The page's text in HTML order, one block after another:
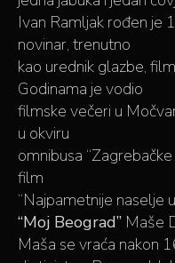
Ivan Ramljak rođen je
novinar, trenutno
kao urednik glazbe,
Godinama je vodio
filmske večeri u
u okviru
omnibusa
film
“Najpametnije naselje
“Moj Beograd” Maše
Maša se vraća nakon